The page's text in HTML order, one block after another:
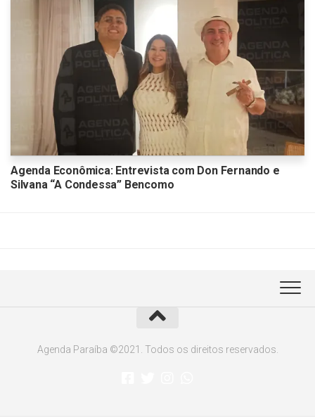
Agenda Econômica: Entrevista com Don Fernando e
Silvana “A Condessa” Bencomo
Agenda Paraíba ©2021. Todos os direitos reservados.